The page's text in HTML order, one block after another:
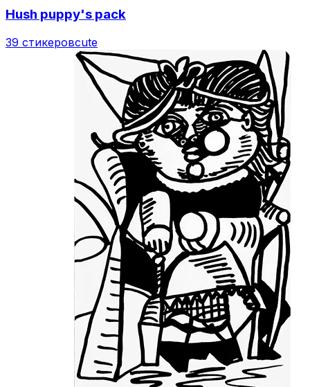
Hush puppy's pack
39 стикеровcute